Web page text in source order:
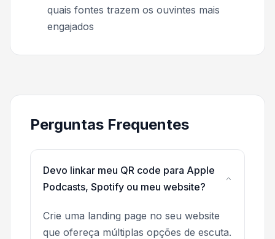
quais fontes trazem os ouvintes mais
engajados
Perguntas Frequentes
Devo linkar meu QR code para Apple
Podcasts, Spotify ou meu website?
Crie uma landing page no seu website
que ofereça múltiplas opções de escuta.